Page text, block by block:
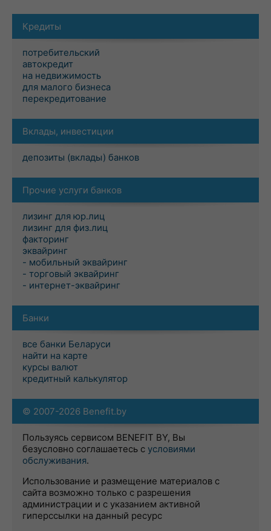
Кредиты
потребительский
автокредит
на недвижимость
для малого бизнеса
перекредитование
Вклады, инвестиции
депозиты (вклады) банков
Прочие услуги банков
лизинг для юр.лиц
лизинг для физ.лиц
факторинг
эквайринг
- мобильный эквайринг
- торговый эквайринг
- интернет-эквайринг
Банки
все банки Беларуси
найти на карте
курсы валют
кредитный калькулятор
© 2007-2026 Benefit.by
Пользуясь сервисом BENEFIT BY, Вы
безусловно соглашаетесь с условиями
обслуживания.
Использование и размещение материалов с
сайта возможно только с разрешения
администрации и с указанием активной
гиперссылки на данный ресурс